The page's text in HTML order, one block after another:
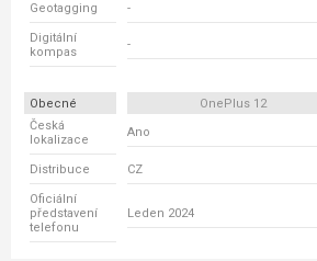
Geotagging -
Digitální
kompas
-
Obecné OnePlus 12
Česká
lokalizace
Ano
Distribuce CZ
Oficiální
představení
telefonu
Leden 2024